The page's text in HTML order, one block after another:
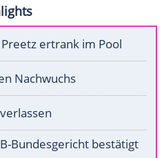
ertrank im Pool
Nachwuchs
Bundesgericht bestätigt